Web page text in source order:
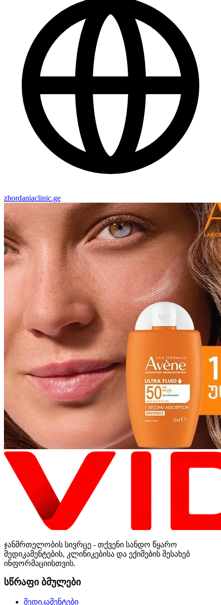
zhordaniaclinic.ge
ჯანმრთელობის სივრცე - თქვენი სანდო წყარო
მედიკამენტების, კლინიკებისა და ექიმების შესახებ
ინფორმაციისთვის.
სწრაფი ბმულები
მედიკამენტები